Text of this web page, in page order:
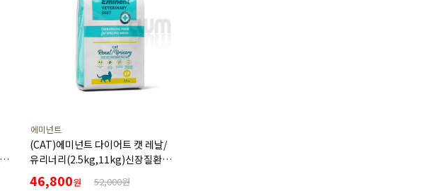
에미넌트
(CAT)에미넌트 다이어트 캣 레날/
유리너리(2.5kg,11kg)신장질환
요로질환 고양이를 위한 처방사료
46,800원 52,000원